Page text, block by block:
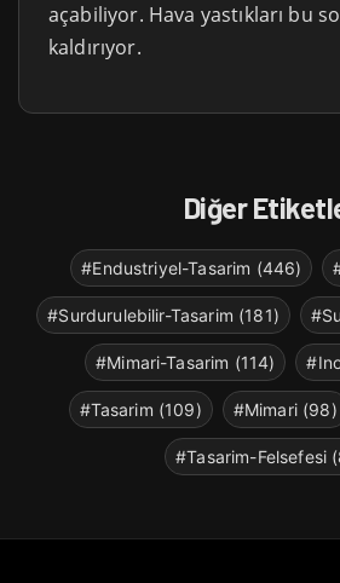
açabiliyor. Hava yastıkları bu
kaldırıyor.
Diğer
#Endustriyel-Tasarim (446)
#Surdurulebilir-Tasarim (181)
#Mimari-Tasarim (114)
#Tasarim (109) #Mimari (98)
#Tasarim-Felsefesi